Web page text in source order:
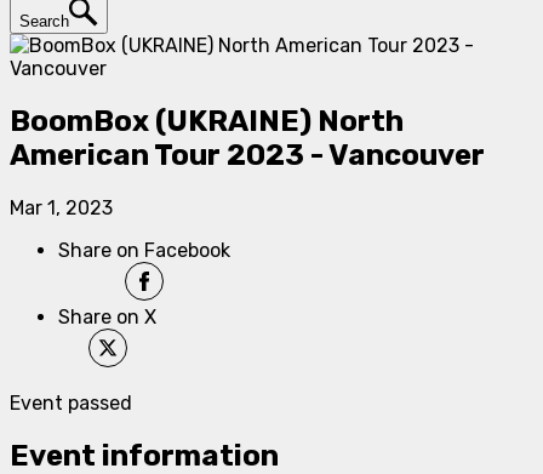
Search
BoomBox (UKRAINE) North
American Tour 2023 - Vancouver
Mar 1, 2023
Share on Facebook
Share on X
Event passed
Event information